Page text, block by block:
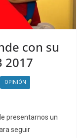
con su
2017
OPINIÓN
presentarnos un
seguir